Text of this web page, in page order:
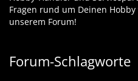
Fragen rund um Deinen
unserem Forum!
Forum-Schlagworte